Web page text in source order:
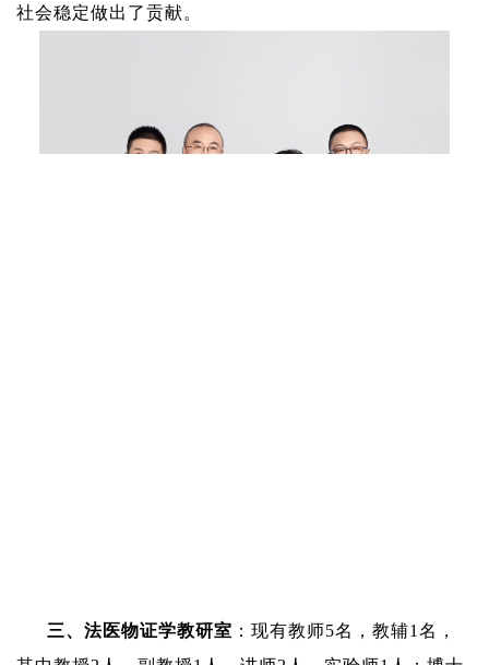
社会稳定做出了贡献。
三、 法医物证学教研室 ： 现有教师5名，教辅1 名 ，